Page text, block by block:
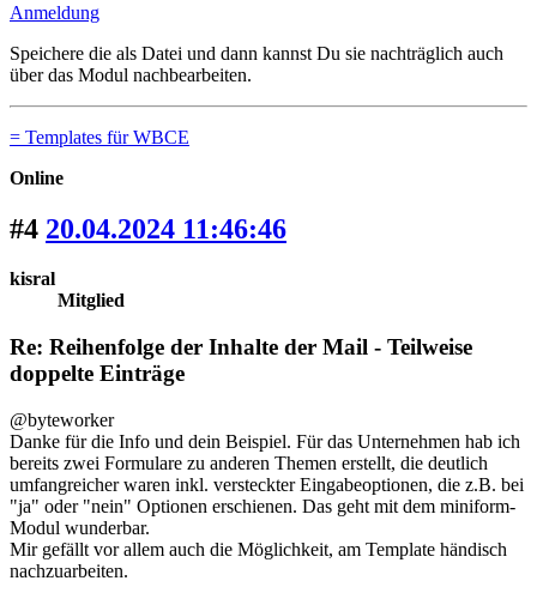
Anmeldung
Speichere die als Datei und dann kannst Du sie nachträglich auch
über das Modul nachbearbeiten.
= Templates für WBCE
Online
#4 20.04.2024 11:46:46
kisral
Mitglied
Re: Reihenfolge der Inhalte der Mail - Teilweise
doppelte Einträge
@byteworker
Danke für die Info und dein Beispiel. Für das Unternehmen hab ich
bereits zwei Formulare zu anderen Themen erstellt, die deutlich
umfangreicher waren inkl. versteckter Eingabeoptionen, die z.B. bei
"ja" oder "nein" Optionen erschienen. Das geht mit dem miniform-
Modul wunderbar.
Mir gefällt vor allem auch die Möglichkeit, am Template händisch
nachzuarbeiten.